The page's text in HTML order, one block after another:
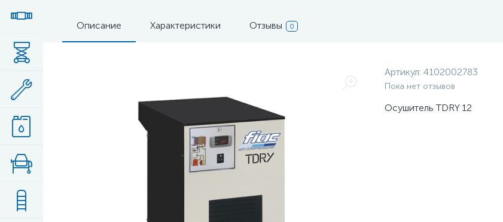
Описание Характеристики Отзывы 0
Артикул: 4102002783
Пока нет отзывов
Осушитель ТDRY 12